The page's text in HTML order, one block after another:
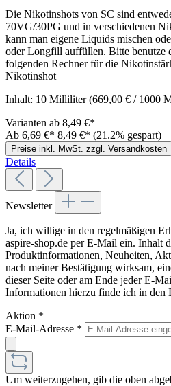
Die Nikotinshots von SC sind
70VG/30PG und in verschiedenen
kann man eigene Liquids mischen
oder Longfill auffüllen. Bitte benutze
folgenden Rechner für die
Nikotinshot
Inhalt: 10 Milliliter(669,00 € / 1000
Varianten ab 8,49 €*
Ab 6,69 €* 8,49 €* (21.2% gespart)
Preise inkl. MwSt. zzgl. Versandkosten
Details
Newsletter
Ja, ich willige in den regelmäßigen
aspire-shop.de per E-Mail ein. Inhalt
Produktinformationen, Neuheiten,
nach meiner Bestätigung wirksam,
dieser Seite oder am Ende jeder E-
Informationen hierzu finde ich in den
Aktion *
E-Mail-Adresse *
Um weiterzugehen, gib die oben